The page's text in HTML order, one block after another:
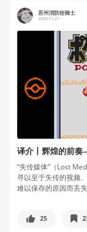
苏州消防栓骑士
2024-11-21
译介丨辉煌的前
“失传媒体”（Lost
寻以至于失传的视频
难以保存的原因而丢
25